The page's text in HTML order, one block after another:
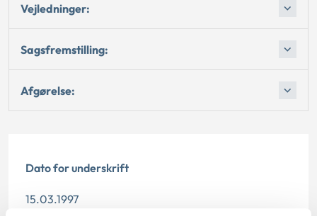
Vejledninger:
Sagsfremstilling:
Afgørelse:
Dato for underskrift
15.03.1997